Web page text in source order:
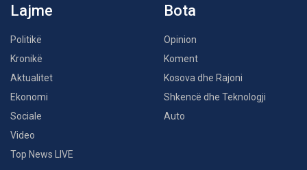
Lajme
Politikë
Kronikë
Aktualitet
Ekonomi
Sociale
Video
Top News LIVE
Bota
Opinion
Koment
Kosova dhe Rajoni
Shkencë dhe Teknologji
Auto